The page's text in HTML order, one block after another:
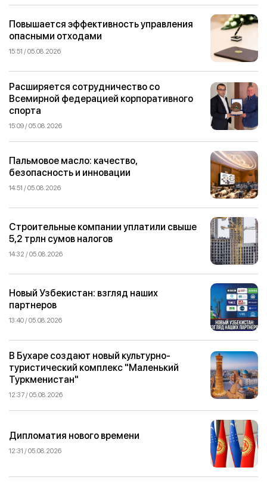
Повышается эффективность управления
опасными отходами
15:51 / 05.08.2026
Расширяется сотрудничество со
Всемирной федерацией корпоративного
спорта
15:09 / 05.08.2026
Пальмовое масло: качество,
безопасность и инновации
14:51 / 05.08.2026
Строительные компании уплатили свыше
5,2 трлн сумов налогов
14:32 / 05.08.2026
Новый Узбекистан: взгляд наших
партнеров
13:40 / 05.08.2026
В Бухаре создают новый культурно-
туристический комплекс "Маленький
Туркменистан"
12:37 / 05.08.2026
Дипломатия нового времени
12:31 / 05.08.2026